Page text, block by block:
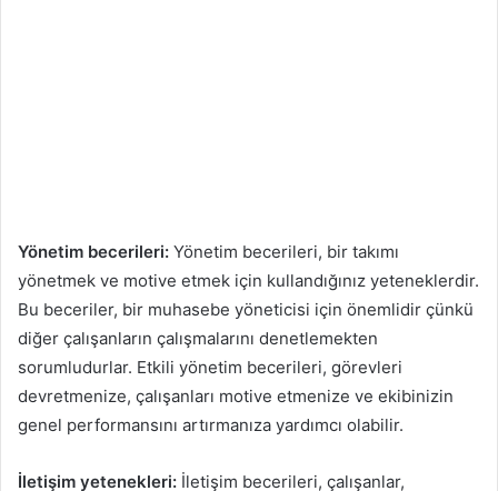
Yönetim becerileri: Yönetim becerileri, bir takımı
yönetmek ve motive etmek için kullandığınız yeteneklerdir.
Bu beceriler, bir muhasebe yöneticisi için önemlidir çünkü
diğer çalışanların çalışmalarını denetlemekten
sorumludurlar. Etkili yönetim becerileri, görevleri
devretmenize, çalışanları motive etmenize ve ekibinizin
genel performansını artırmanıza yardımcı olabilir.
İletişim yetenekleri: İletişim becerileri, çalışanlar,